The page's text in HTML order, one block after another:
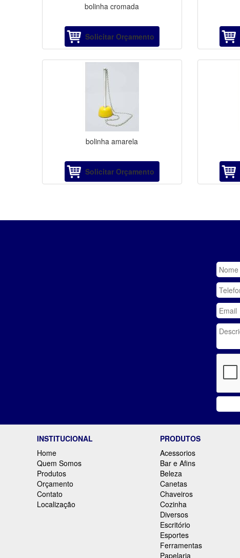
bolinha cromada
Solicitar Orçamento
bolinha amarela
Solicitar Orçamento
INSTITUCIONAL
Home
Quem Somos
Produtos
Orçamento
Contato
Localização
PRODUTOS
Acessorios
Bar e Afins
Beleza
Canetas
Chaveiros
Cozinha
Diversos
Escritório
Esportes
Ferramentas
Papelaria